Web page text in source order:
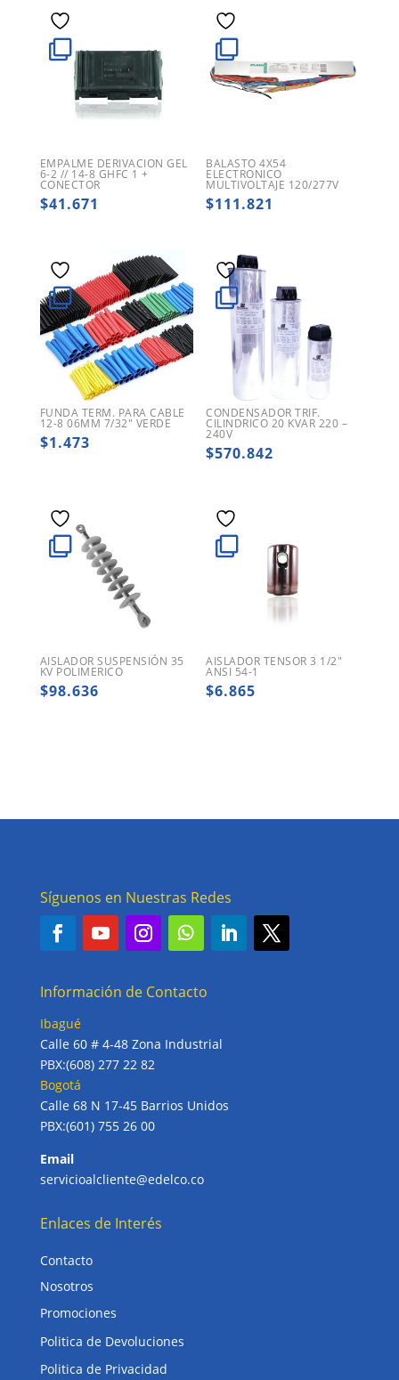
EMPALME DERIVACION GEL
6-2 // 14-8 GHFC 1 +
CONECTOR
$41.671
BALASTO 4X54
ELECTRONICO
MULTIVOLTAJE 120/277V
$111.821
FUNDA TERM. PARA CABLE
12-8 06MM 7/32″ VERDE
$1.473
CONDENSADOR TRIF.
CILINDRICO 20 KVAR 220 –
240V
$570.842
AISLADOR SUSPENSIÓN 35
KV POLIMERICO
$98.636
AISLADOR TENSOR 3 1/2″
ANSI 54-1
$6.865
Síguenos en Nuestras Redes
Información de Contacto
Ibagué
Calle 60 # 4-48 Zona Industrial
PBX:(608) 277 22 82
Bogotá
Calle 68 N 17-45 Barrios Unidos
PBX:(601) 755 26 00
Email
servicioalcliente@edelco.co
Enlaces de Interés
Contacto
Nosotros
Promociones
Politica de Devoluciones
Politica de Privacidad